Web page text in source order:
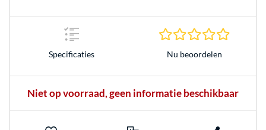
Specificaties Nu beoordelen
Niet op voorraad, geen informatie beschikbaar